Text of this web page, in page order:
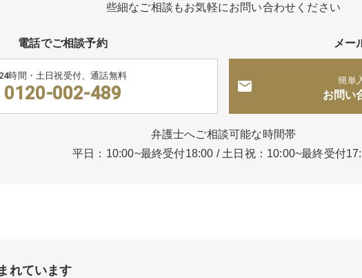
些細なご相談もお気軽にお問い合わせください
電話でご相談予約
24時間・土日祝受付、通話無料
0120-002-489
メー
簡単
お問い
弁護士へご相談可能な時間帯
平日：10:00~最終受付18:00 / 土日祝：10:00~最終受付
れています